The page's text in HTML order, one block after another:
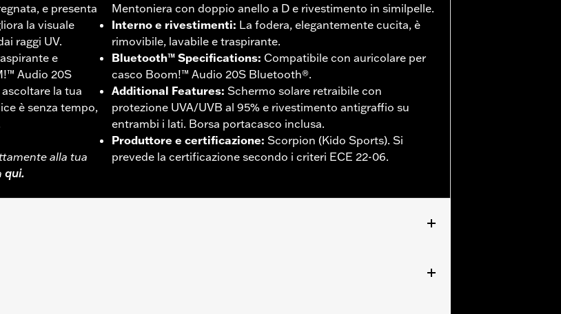
e presenta
la visuale
raggi UV.
e
Audio 20S
la tua
è senza tempo,
alla tua
qui.
Mentoniera con doppio anello a D e rivestimento in similpelle.
Interno e rivestimenti: La fodera, elegantemente cucita, è
rimovibile, lavabile e traspirante.
Bluetooth™ Specifications: Compatibile con auricolare per
casco Boom!™ Audio 20S Bluetooth®.
Additional Features: Schermo solare retraibile con
protezione UVA/UVB al 95% e rivestimento antigraffio su
entrambi i lati. Borsa portacasco inclusa.
Produttore e certificazione: Scorpion (Kido Sports). Si
prevede la certificazione secondo i criteri ECE 22-06.